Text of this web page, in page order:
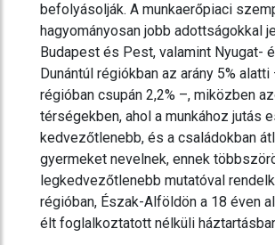
befolyásolják. A munkaerőpiaci
hagyományosan jobb adottságokkal
Budapest és Pest, valamint Nyugat-
Dunántúl régiókban az arány 5%
régióban csupán 2,2% –, miközben
térségekben, ahol a munkához jutás
kedvezőtlenebb, és a családokban
gyermeket nevelnek, ennek
legkedvezőtlenebb mutatóval
régióban, Észak-Alföldön a 18 éven
élt foglalkoztatott nélküli